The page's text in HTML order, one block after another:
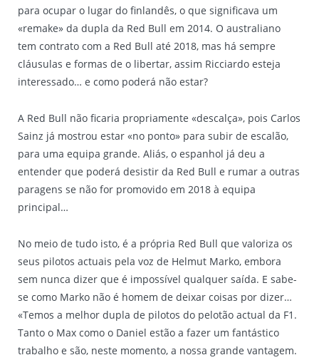
para ocupar o lugar do finlandês, o que significava um
«remake» da dupla da Red Bull em 2014. O australiano
tem contrato com a Red Bull até 2018, mas há sempre
cláusulas e formas de o libertar, assim Ricciardo esteja
interessado… e como poderá não estar?
A Red Bull não ficaria propriamente «descalça», pois Carlos
Sainz já mostrou estar «no ponto» para subir de escalão,
para uma equipa grande. Aliás, o espanhol já deu a
entender que poderá desistir da Red Bull e rumar a outras
paragens se não for promovido em 2018 à equipa
principal…
No meio de tudo isto, é a própria Red Bull que valoriza os
seus pilotos actuais pela voz de Helmut Marko, embora
sem nunca dizer que é impossível qualquer saída. E sabe-
se como Marko não é homem de deixar coisas por dizer…
«Temos a melhor dupla de pilotos do pelotão actual da F1.
Tanto o Max como o Daniel estão a fazer um fantástico
trabalho e são, neste momento, a nossa grande vantagem.